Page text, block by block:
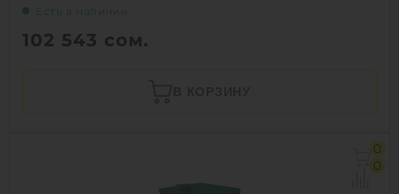
Есть в наличии
102 543 сом.
0
0